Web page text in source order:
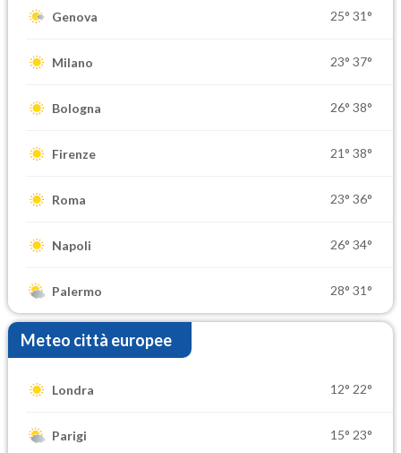
Genova 25° 31°
Milano 23° 37°
Bologna 26° 38°
Firenze 21° 38°
Roma 23° 36°
Napoli 26° 34°
Palermo 28° 31°
Meteo città europee
Londra 12° 22°
Parigi 15° 23°